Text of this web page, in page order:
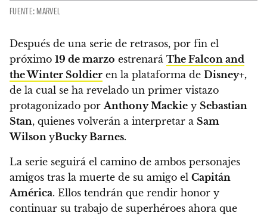
FUENTE: MARVEL
Después de una serie de retrasos, por fin el
próximo 19 de marzo estrenará The Falcon and
the Winter Soldier en la plataforma de Disney+,
de la cual se ha revelado un primer vistazo
protagonizado porAnthony Mackie y Sebastian
Stan, quienes volverán a interpretar a Sam
Wilson yBucky Barnes.
La serie seguirá el camino de ambos personajes
amigos tras la muerte de su amigo el Capitán
América. Ellos tendrán que rendir honor y
continuar su trabajo de superhéroes ahora que